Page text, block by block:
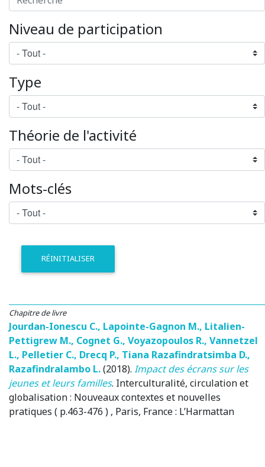
Niveau de participation
Type
Théorie de l'activité
Mots-clés
RÉINITIALISER
Chapitre de livre
Jourdan-Ionescu C., Lapointe-Gagnon M., Litalien-
Pettigrew M., Cognet G., Voyazopoulos R., Vannetzel
L., Pelletier C., Drecq P., Tiana Razafindratsimba D.,
Razafindralambo L.(2018). Impact des écrans sur les
jeunes et leurs familles. Interculturalité, circulation et
globalisation : Nouveaux contextes et nouvelles
pratiques ( p.463-476 ) , Paris, France: L’Harmattan